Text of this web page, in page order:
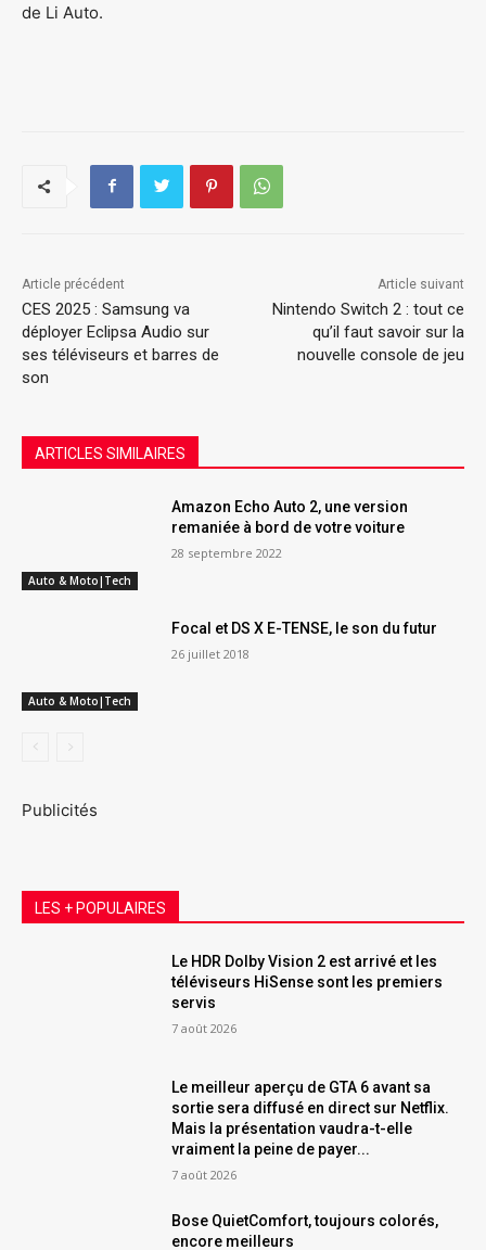
de Li Auto.
Article précédent
CES 2025 : Samsung va
déployer Eclipsa Audio sur
ses téléviseurs et barres de
son
Article suivant
Nintendo Switch 2 : tout ce
qu’il faut savoir sur la
nouvelle console de jeu
ARTICLES SIMILAIRES
Auto & Moto|Tech
Amazon Echo Auto 2, une version
remaniée à bord de votre voiture
28 septembre 2022
Auto & Moto|Tech
Focal et DS X E-TENSE, le son du futur
26 juillet 2018
Publicités
LES + POPULAIRES
Le HDR Dolby Vision 2 est arrivé et les
téléviseurs HiSense sont les premiers
servis
7 août 2026
Le meilleur aperçu de GTA 6 avant sa
sortie sera diffusé en direct sur Netflix.
Mais la présentation vaudra-t-elle
vraiment la peine de payer...
7 août 2026
Bose QuietComfort, toujours colorés,
encore meilleurs